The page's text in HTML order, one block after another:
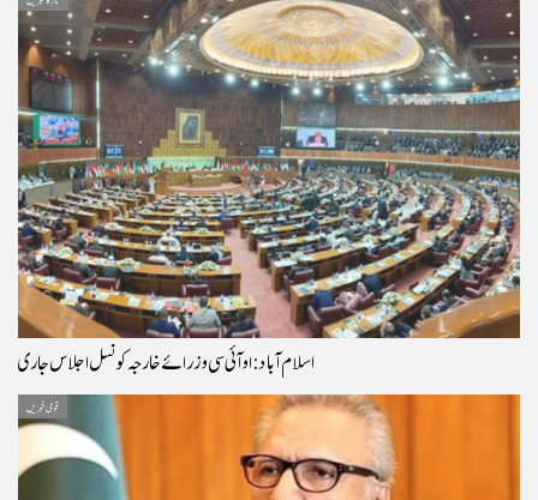
اسلام آباد: او آئی سی وزرائے خارجہ کونسل اجلاس جاری
قومی خبریں